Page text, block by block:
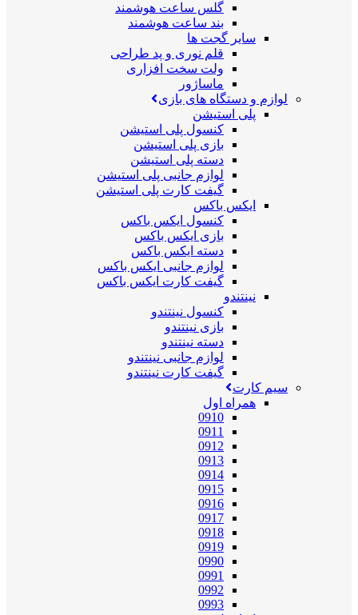
گلس ساعت هوشمند
بند ساعت هوشمند
سایر گجت ها
قلم نوری و پد طراحی
ولت سخت افزاری
ماساژور
لوازم و دستگاه های بازی
پلی استیشن
کنسول پلی استیشن
بازی پلی استیشن
دسته پلی استیشن
لوازم جانبی پلی استیشن
گیفت کارت پلی استیشن
ایکس باکس
کنسول ایکس باکس
بازی ایکس باکس
دسته ایکس باکس
لوازم جانبی ایکس باکس
گیفت کارت ایکس باکس
نینتندو
کنسول نینتندو
بازی نینتندو
دسته نینتندو
لوازم جانبی نینتندو
گیفت کارت نینتندو
سیم کارت
همراه اول
0910
0911
0912
0913
0914
0915
0916
0917
0918
0919
0990
0991
0992
0993